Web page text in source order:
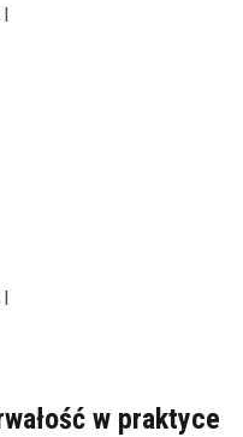
l
l
w praktyce